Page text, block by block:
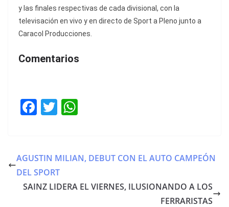
y las finales respectivas de cada divisional, con la
televisación en vivo y en directo de Sport a Pleno junto a
Caracol Producciones.
Comentarios
F
e
b
o
T
er s
p
AGUSTIN MILIAN, DEBUT CON EL AUTO CAMPEÓN
DEL SPORT
SAINZ LIDERA EL VIERNES, ILUSIONANDO A LOS
FERRARISTAS